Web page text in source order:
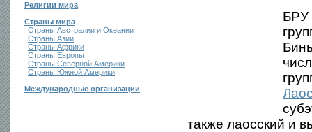
Религии мира
Страны мира
Страны Австралии и Океании
Страны Азии
Страны Африки
Страны Европы
Страны Северной Америки
Страны Южной Америки
Международные организации
БРУ
также лаосский и